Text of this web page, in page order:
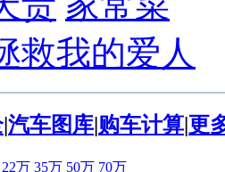
救我的爱人
|汽车图库 购车计算 更
22万 35万 50万 70万